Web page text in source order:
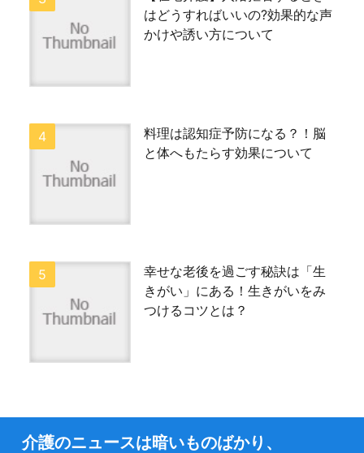
はどうすればいいの?効果的な声
かけや誘い方について
料理は認知症予防になる？！脳
と体へもたらす効果について
幸せな老後を過ごす秘訣は「生
きがい」にある！生きがいをみ
つけるコツとは？
介護のニュースは暗いものばかり、